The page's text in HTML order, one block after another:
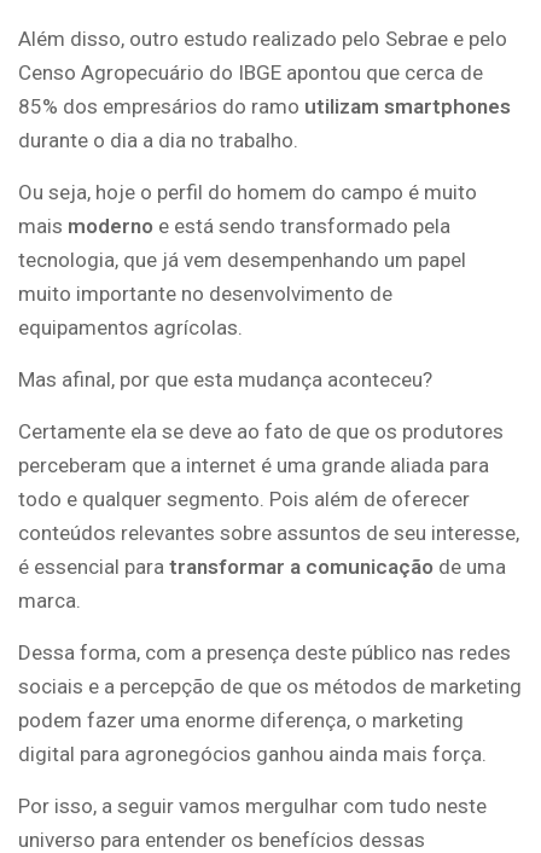
Além disso, outro estudo realizado pelo Sebrae e pelo
Censo Agropecuário do IBGE apontou que cerca de
85% dos empresários do ramo utilizam smartphones
durante o dia a dia no trabalho.
Ou seja, hoje o perfil do homem do campo é muito
mais moderno e está sendo transformado pela
tecnologia, que já vem desempenhando um papel
muito importante no desenvolvimento de
equipamentos agrícolas.
Mas afinal, por que esta mudança aconteceu?
Certamente ela se deve ao fato de que os produtores
perceberam que a internet é uma grande aliada para
todo e qualquer segmento. Pois além de oferecer
conteúdos relevantes sobre assuntos de seu interesse,
é essencial para transformar a comunicação de uma
marca.
Dessa forma, com a presença deste público nas redes
sociais e a percepção de que os métodos de marketing
podem fazer uma enorme diferença, o marketing
digital para agronegócios ganhou ainda mais força.
Por isso, a seguir vamos mergulhar com tudo neste
universo para entender os benefícios dessas